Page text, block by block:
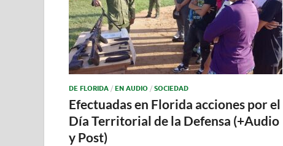
DE FLORIDA / EN AUDIO / SOCIEDAD
Efectuadas en Florida acciones por el
Día Territorial de la Defensa (+Audio
y Post)